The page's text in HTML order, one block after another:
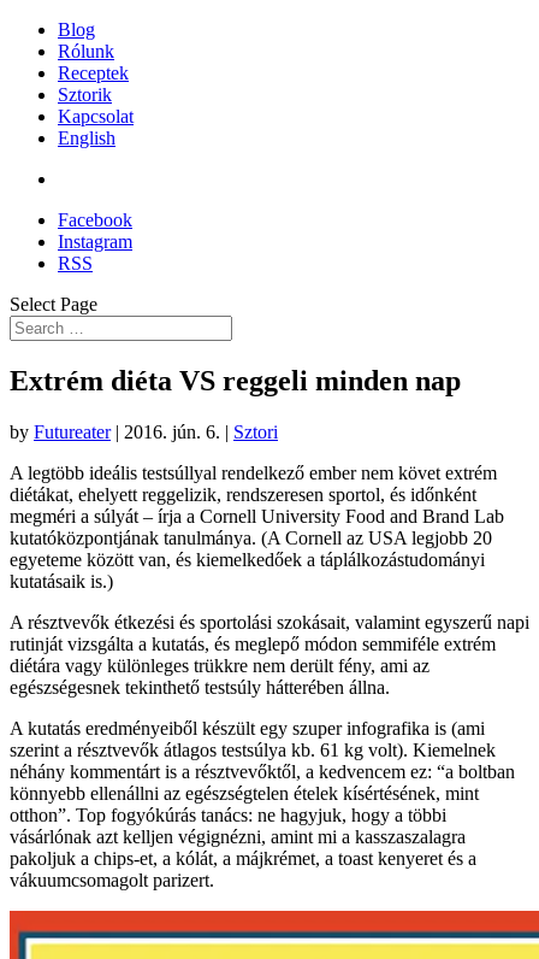
Blog
Rólunk
Receptek
Sztorik
Kapcsolat
English
Facebook
Instagram
RSS
Select Page
Extrém diéta VS reggeli minden nap
by Futureater| 2016. jún. 6. | Sztori
A legtöbb ideális testsúllyal rendelkező ember nem követ extrém
diétákat, ehelyett reggelizik, rendszeresen sportol, és időnként
megméri a súlyát – írja a Cornell University Food and Brand Lab
kutatóközpontjának tanulmánya. (A Cornell az USA legjobb 20
egyeteme között van, és kiemelkedőek a táplálkozástudományi
kutatásaik is.)
A résztvevők étkezési és sportolási szokásait, valamint egyszerű napi
rutinját vizsgálta a kutatás, és meglepő módon semmiféle extrém
diétára vagy különleges trükkre nem derült fény, ami az
egészségesnek tekinthető testsúly hátterében állna.
A kutatás eredményeiből készült egy szuper infografika is (ami
szerint a résztvevők átlagos testsúlya kb. 61 kg volt). Kiemelnek
néhány kommentárt is a résztvevőktől, a kedvencem ez: “a boltban
könnyebb ellenállni az egészségtelen ételek kísértésének, mint
otthon”. Top fogyókúrás tanács: ne hagyjuk, hogy a többi
vásárlónak azt kelljen végignézni, amint mi a kasszaszalagra
pakoljuk a chips-et, a kólát, a májkrémet, a toast kenyeret és a
vákuumcsomagolt parizert.